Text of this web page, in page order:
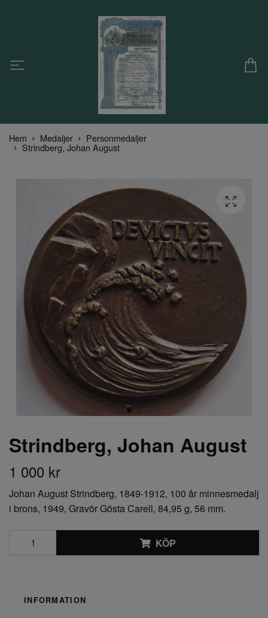
Hem Medaljer Personmedaljer
Strindberg, Johan August
Strindberg, Johan August
1 000 kr
Johan August Strindberg, 1849-1912, 100 år minnesmedalj
i brons, 1949, Gravör Gösta Carell, 84,95 g, 56 mm.
KÖP
INFORMATION